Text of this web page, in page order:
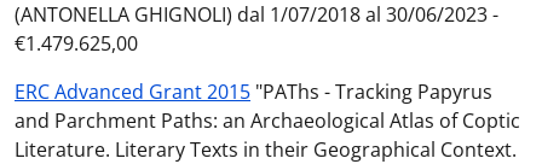
(ANTONELLA GHIGNOLI) dal 1/07/2018 al 30/06/2023 -
€1.479.625,00
ERC Advanced Grant 2015 "PAThs - Tracking Papyrus
and Parchment Paths: an Archaeological Atlas of Coptic
Literature. Literary Texts in their Geographical Context.